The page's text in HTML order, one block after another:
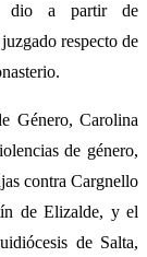
dio a partir de
respecto de
Género, Carolina
de género,
contra Cargnello
de Elizalde, y el
de Salta,